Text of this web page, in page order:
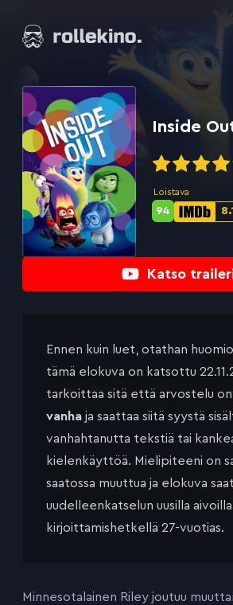
suoraan
Elokuvat ja elokuva-arviot | Rollekino.fi
jälkeen.
Katso
Inside
Loistava
IMDb-
8.1
Metascore-
94
Ennen kuin luet, otathan
tämä elokuva on katsottu
tarkoittaa sitä että arvostelu on
vanha ja saattaa siitä syystä
vanhahtanutta tekstiä tai
kielenkäyttöä. Mielipiteeni on
saatossa muuttua ja elokuva
uudelleenkatselun uusilla
kirjoittamishetkellä 27-vuotias.
Minnesotalainen Riley joutuu